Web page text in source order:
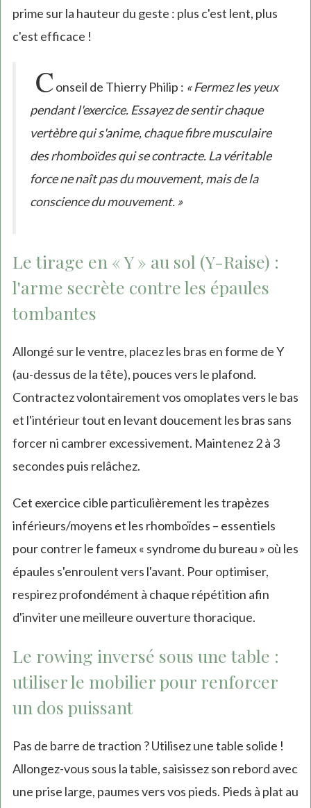
prime sur la hauteur du geste : plus c'est lent, plus
c'est efficace !
C onseil de Thierry Philip : « Fermez les yeux
pendant l'exercice. Essayez de sentir chaque
vertèbre qui s'anime, chaque fibre musculaire
des rhomboïdes qui se contracte. La véritable
force ne naît pas du mouvement, mais de la
conscience du mouvement. »
Le tirage en « Y » au sol (Y-Raise) :
l'arme secrète contre les épaules
tombantes
Allongé sur le ventre, placez les bras en forme de Y
(au-dessus de la tête), pouces vers le plafond.
Contractez volontairement vos omoplates vers le bas
et l'intérieur tout en levant doucement les bras sans
forcer ni cambrer excessivement. Maintenez 2 à 3
secondes puis relâchez.
Cet exercice cible particulièrement les trapèzes
inférieurs/moyens et les rhomboïdes – essentiels
pour contrer le fameux « syndrome du bureau » où les
épaules s'enroulent vers l'avant. Pour optimiser,
respirez profondément à chaque répétition afin
d'inviter une meilleure ouverture thoracique.
Le rowing inversé sous une table :
utiliser le mobilier pour renforcer
un dos puissant
Pas de barre de traction ? Utilisez une table solide !
Allongez-vous sous la table, saisissez son rebord avec
une prise large, paumes vers vos pieds. Pieds à plat au